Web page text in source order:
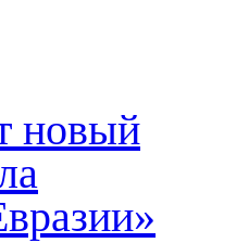
новый